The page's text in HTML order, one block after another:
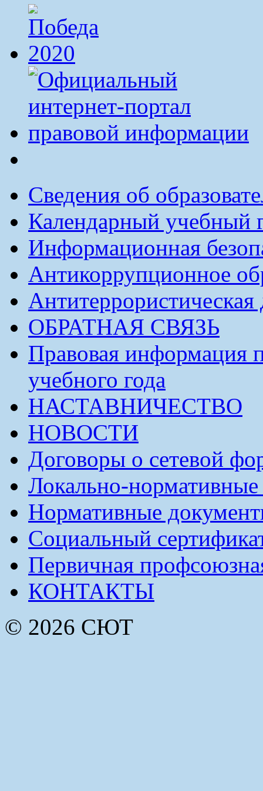
Сведения об
Календарный учебный
Информационная
Антикоррупционное
Антитеррористическая
ОБРАТНАЯ СВЯЗЬ
Правовая информация
учебного года
НАСТАВНИЧЕСТВО
НОВОСТИ
Договоры о сетевой
Локально-
Нормативные
Социальный
Первичная
КОНТАКТЫ
© 2026 СЮТ